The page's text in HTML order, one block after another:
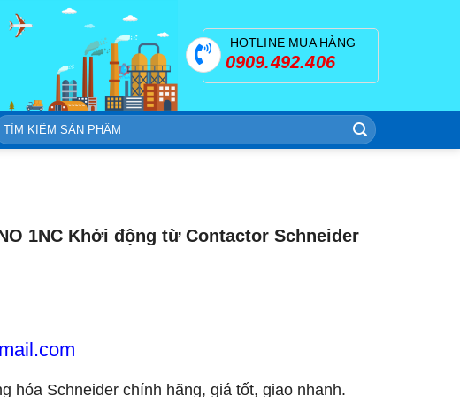
HOTLINE MUA HÀNG
0909.492.406
1NC Khởi động từ Contactor Schneider
hóa Schneider chính hãng, giá tốt, giao nhanh.